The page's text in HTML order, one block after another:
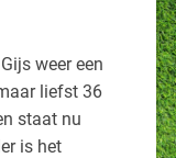
weer een
liefst 36
staat nu
is het